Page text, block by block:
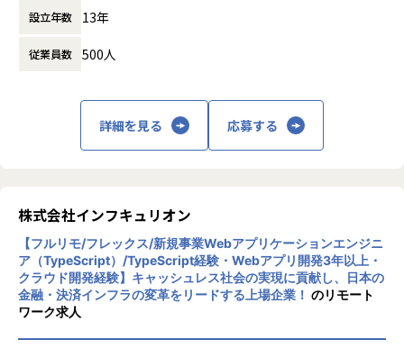
・News room｜ https://inside.ai/news
たします！
代表取締役社長CEO 渡久地 択 の単独記事を含む、会社全体 /
対談記事も是非ご覧ください！
-「未来の常識」を、今、体現できる場所へ──AI inside が
麻布台ヒルズ新オフィスに創り出す「No More Tools, Work
with Buddy」の世界
https://note.com/aiinside/n/n319f58500bf1
- “Work with Buddy”を体現する次世代オフィスへ。AI insid
e、本社を麻布台ヒルズへ移転
https://note.com/aiinside/n/n26b672062f93
たい方に適した環境です。
＜取り組み事例＞
いたナンバープレート認証システムを、物流拠点や建設現場
のゲート管理と統合。
高価な専用センサーや現地サーバーを必要とせず、クラウ
題を解決し、
現場のオペレーション最適化を支援する商用ソリューショ
ンの検討・提供。
・現場コミュニケーションDX：外部サービスを連携すること
で、現場の「声」と「映像」を統合し、遠隔地からでも的確
な指示や状況把握を可能にするシステムを構築。
展開するサービス Safie（セーフィー）は、
でも映像を確認できる、クラウド録画サービ
遠隔確認だけでなく、解析技術やAIと連携さ
せることで、人間の意思決定をアシストし、
設立年数 13年
従業員数 500人
詳細を見る 応募する
株式会社インフキュリオン
【フルリモ/フレックス/新規事業Webアプリケーションエンジニ
ア（TypeScript）/TypeScript経験・Webアプリ開発3年以上・
クラウド開発経験】キャッシュレス社会の実現に貢献し、日本の
金融・決済インフラの変革をリードする上場企業！ のリモート
ワーク求人